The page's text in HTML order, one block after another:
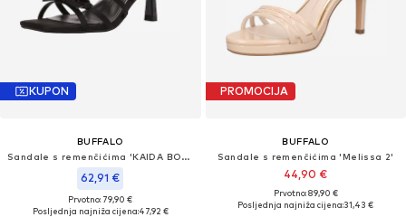
KUPON
BUFFALO
Sandale s remenčićima 'KAIDA BOW'
62,91 €
Prvotno: 79,90 €
Posljednja najniža cijena:47,92 €
PROMOCIJA
BUFFALO
Sandale s remenčićima 'Melissa 2'
44,90 €
Prvotno: 89,90 €
Posljednja najniža cijena:31,43 €